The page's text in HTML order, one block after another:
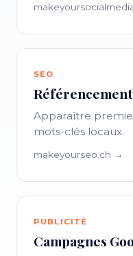
SEO
Apparaître
mots-clés locaux.
makeyourseo.ch →
PUBLICITÉ
Campagnes